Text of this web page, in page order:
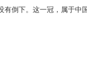
有倒下。这一冠，属于中